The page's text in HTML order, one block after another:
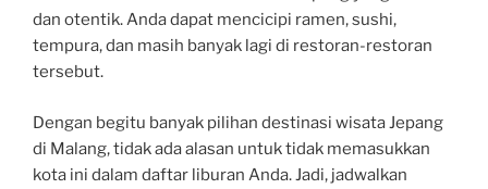
dan otentik. Anda dapat mencicipi ramen, sushi,
tempura, dan masih banyak lagi di restoran-restoran
tersebut.
Dengan begitu banyak pilihan destinasi wisata Jepang
di Malang, tidak ada alasan untuk tidak memasukkan
kota ini dalam daftar liburan Anda. Jadi, jadwalkan